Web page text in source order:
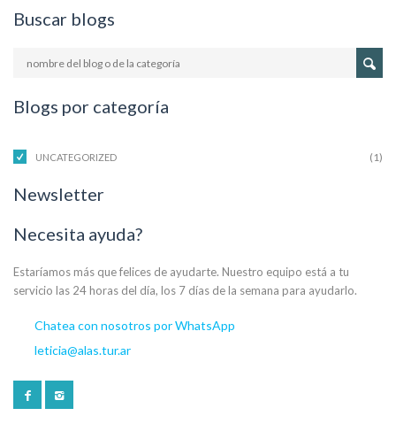
Buscar blogs
Blogs por categoría
UNCATEGORIZED (1)
Newsletter
Necesita ayuda?
Estaríamos más que felices de ayudarte. Nuestro equipo está a tu
servicio las 24 horas del día, los 7 días de la semana para ayudarlo.
Chatea con nosotros por WhatsApp
leticia@alas.tur.ar